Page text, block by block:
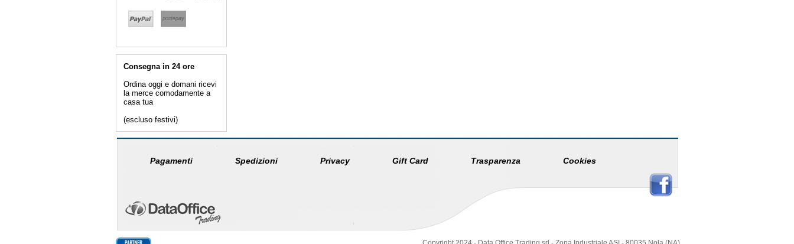
Consegna in 24 ore
Ordina oggi e domani ricevi
la merce comodamente a
casa tua
(escluso festivi)
Pagamenti Spedizioni Privacy Gift Card Trasparenza Cookies